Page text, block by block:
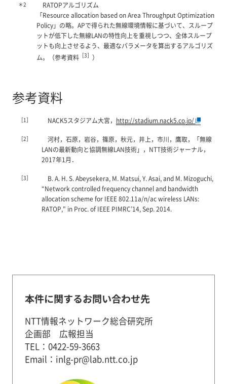
＊2
RATOPアルゴリズム
「Resource allocation based on Area Throughput Optimization
Policy」の略。APで得られた無線環境情報に基づいて、スループ
ットが低下した無線LANの特性向上を重視しつつ、全体スループ
ットも向上させるよう、最適なパラメータを算出するアルゴリズ
ム。（参考資料 ［3］ ）
参考資料
［1］ NACK5スタジアム大宮， http://stadium.nack5.co.jp/
［2］
河村，石原，岩谷，篠原，秋元，井上，市川，鷹取，「無線
LANの最新動向と協調無線LAN技術」，NTT技術ジャーナル，
2017年1月．
［3］
B. A. H. S. Abeysekera, M. Matsui, Y. Asai, and M. Mizoguchi,
“Network controlled frequency channel and bandwidth
allocation scheme for IEEE 802.11a/n/ac wireless LANs:
RATOP," in Proc. of IEEE PIMRC’14, Sep. 2014.
本件に関するお問い合わせ先
NTT情報ネットワーク総合研究所
企画部 広報担当
TEL：0422-59-3663
Email：inlg-pr@lab.ntt.co.jp